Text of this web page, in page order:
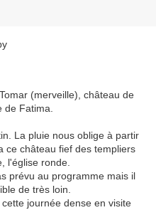
(merveille), château de
de Fatima.
La pluie nous oblige à partir
ce château fief des templiers
l'église ronde.
prévu au programme mais il
de très loin.
journée dense en visite